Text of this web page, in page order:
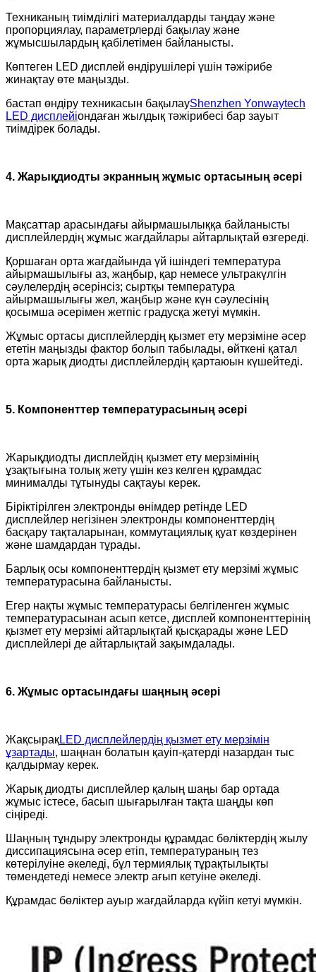
Техниканың тиімділігі материалдарды таңдау және
пропорциялау, параметрлерді бақылау және
жұмысшылардың қабілетімен байланысты.
Көптеген LED дисплей өндірушілері үшін тәжірибе
жинақтау өте маңызды.
бастап өндіру техникасын бақылауShenzhen Yonwaytech
LED дисплейіондаған жылдық тәжірибесі бар зауыт
тиімдірек болады.
4. Жарықдиодты экранның жұмыс ортасының әсері
Мақсаттар арасындағы айырмашылыққа байланысты
дисплейлердің жұмыс жағдайлары айтарлықтай өзгереді.
Қоршаған орта жағдайында үй ішіндегі температура
айырмашылығы аз, жаңбыр, қар немесе ультракүлгін
сәулелердің әсерінсіз; сыртқы температура
айырмашылығы жел, жаңбыр және күн сәулесінің
қосымша әсерімен жетпіс градусқа жетуі мүмкін.
Жұмыс ортасы дисплейлердің қызмет ету мерзіміне әсер
ететін маңызды фактор болып табылады, өйткені қатал
орта жарық диодты дисплейлердің қартаюын күшейтеді.
5. Компоненттер температурасының әсері
Жарықдиодты дисплейдің қызмет ету мерзімінің
ұзақтығына толық жету үшін кез келген құрамдас
минималды тұтынуды сақтауы керек.
Біріктірілген электронды өнімдер ретінде LED
дисплейлер негізінен электронды компоненттердің
басқару тақталарынан, коммутациялық қуат көздерінен
және шамдардан тұрады.
Барлық осы компоненттердің қызмет ету мерзімі жұмыс
температурасына байланысты.
Егер нақты жұмыс температурасы белгіленген жұмыс
температурасынан асып кетсе, дисплей компоненттерінің
қызмет ету мерзімі айтарлықтай қысқарады және LED
дисплейлері де айтарлықтай зақымдалады.
6. Жұмыс ортасындағы шаңның әсері
ЖақсырақLED дисплейлердің қызмет ету мерзімін
ұзартады, шаңнан болатын қауіп-қатерді назардан тыс
қалдырмау керек.
Жарық диодты дисплейлер қалың шаңы бар ортада
жұмыс істесе, басып шығарылған тақта шаңды көп
сіңіреді.
Шаңның тұндыру электронды құрамдас бөліктердің жылу
диссипациясына әсер етіп, температураның тез
көтерілуіне әкеледі, бұл термиялық тұрақтылықты
төмендетеді немесе электр ағып кетуіне әкеледі.
Құрамдас бөліктер ауыр жағдайларда күйіп кетуі мүмкін.